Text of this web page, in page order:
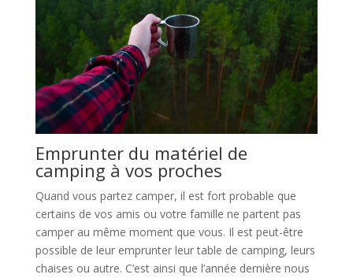
Emprunter du matériel de
camping à vos proches
Quand vous partez camper, il est fort probable que
certains de vos amis ou votre famille ne partent pas
camper au même moment que vous. Il est peut-être
possible de leur emprunter leur table de camping, leurs
chaises ou autre. C’est ainsi que l’année dernière nous